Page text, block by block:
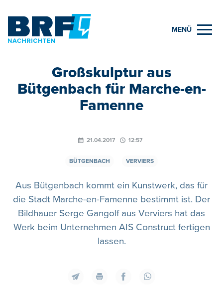
MENÜ
Großskulptur aus
Bütgenbach für Marche-en-
Famenne
21.04.2017 12:57
BÜTGENBACH VERVIERS
Aus Bütgenbach kommt ein Kunstwerk, das für
die Stadt Marche-en-Famenne bestimmt ist. Der
Bildhauer Serge Gangolf aus Verviers hat das
Werk beim Unternehmen AIS Construct fertigen
lassen.